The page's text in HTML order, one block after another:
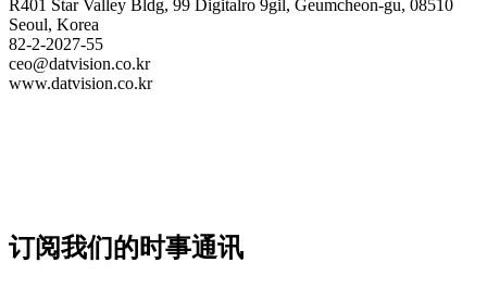
R401 Star Valley Bldg, 99 Digitalro 9gil, Geumcheon-gu, 08510
Seoul, Korea
82-2-2027-55
ceo@datvision.co.kr
www.datvision.co.kr
订阅我们的时事通讯